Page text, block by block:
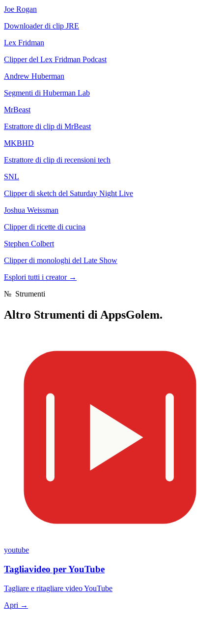
Joe Rogan
Downloader di clip JRE
Lex Fridman
Clipper del Lex Fridman Podcast
Andrew Huberman
Segmenti di Huberman Lab
MrBeast
Estrattore di clip di MrBeast
MKBHD
Estrattore di clip di recensioni tech
SNL
Clipper di sketch del Saturday Night Live
Joshua Weissman
Clipper di ricette di cucina
Stephen Colbert
Clipper di monologhi del Late Show
Esplori tutti i creator →
№ Strumenti
Altro Strumenti di AppsGolem.
youtube
Tagliavideo per YouTube
Tagliare e ritagliare video YouTube
Apri →